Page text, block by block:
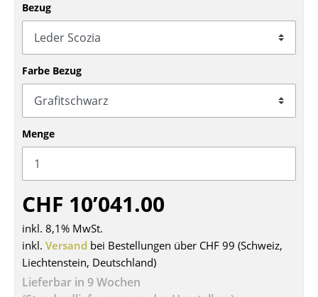
Einzelteile
... alle Sitzmöbel
Tische
Esstische
Beistelltische
Couchtische
Sekretäre & PC-Tische
Konferenztische
Stehtische & Stehpulte
Bezug
Farbe Bezug
Menge
CHF 10’041.00
inkl. 8,1% MwSt.
inkl. Versand bei Bestellungen über CHF 99 (Schweiz,
Liechtenstein, Deutschland)
Lieferbar in 9 Wochen